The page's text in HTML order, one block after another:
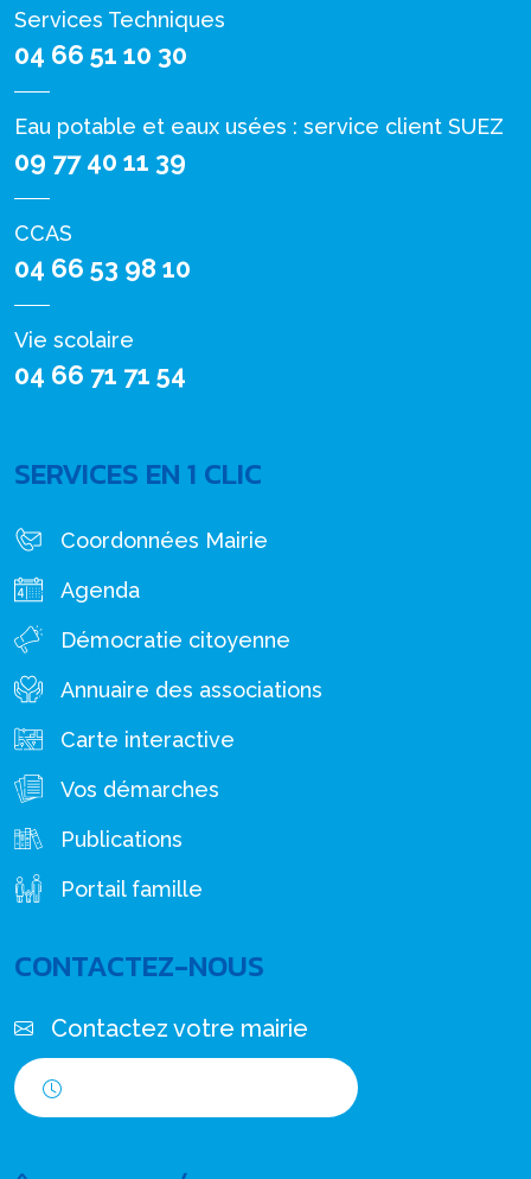
Services Techniques
04 66 51 10 30
Eau potable et eaux usées : service client SUEZ
09 77 40 11 39
CCAS
04 66 53 98 10
Vie scolaire
04 66 71 71 54
SERVICES EN 1 CLIC
Coordonnées Mairie
Agenda
Démocratie citoyenne
Annuaire des associations
Carte interactive
Vos démarches
Publications
Portail famille
CONTACTEZ-NOUS
Contactez votre mairie